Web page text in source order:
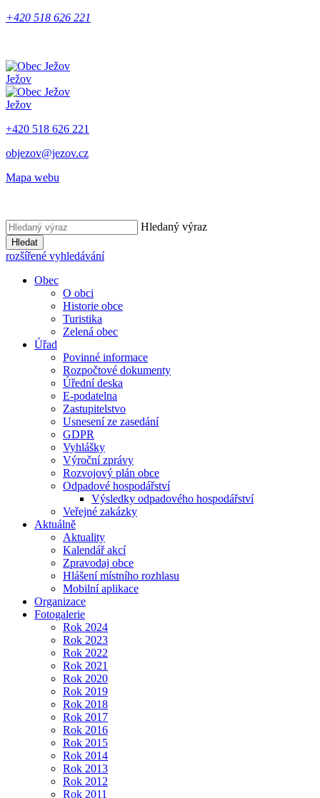
+420 518 626 221
Ježov
Ježov
+420 518 626 221
objezov@jezov.cz
Mapa webu
Hledaný výraz
Hledat
rozšířené vyhledávání
Obec
O obci
Historie obce
Turistika
Zelená obec
Úřad
Povinné informace
Rozpočtové dokumenty
Úřední deska
E-podatelna
Zastupitelstvo
Usnesení ze zasedání
GDPR
Vyhlášky
Výroční zprávy
Rozvojový plán obce
Odpadové hospodářství
Výsledky odpadového hospodářství
Veřejné zakázky
Aktuálně
Aktuality
Kalendář akcí
Zpravodaj obce
Hlášení místního rozhlasu
Mobilní aplikace
Organizace
Fotogalerie
Rok 2024
Rok 2023
Rok 2022
Rok 2021
Rok 2020
Rok 2019
Rok 2018
Rok 2017
Rok 2016
Rok 2015
Rok 2014
Rok 2013
Rok 2012
Rok 2011